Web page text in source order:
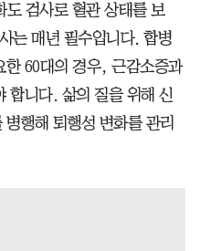
검사로 혈관 상태를 보
는 매년 필수입니다. 합병
한 60대의 경우, 근감소증과
합니다. 삶의 질을 위해 신
행해 퇴행성 변화를 관리